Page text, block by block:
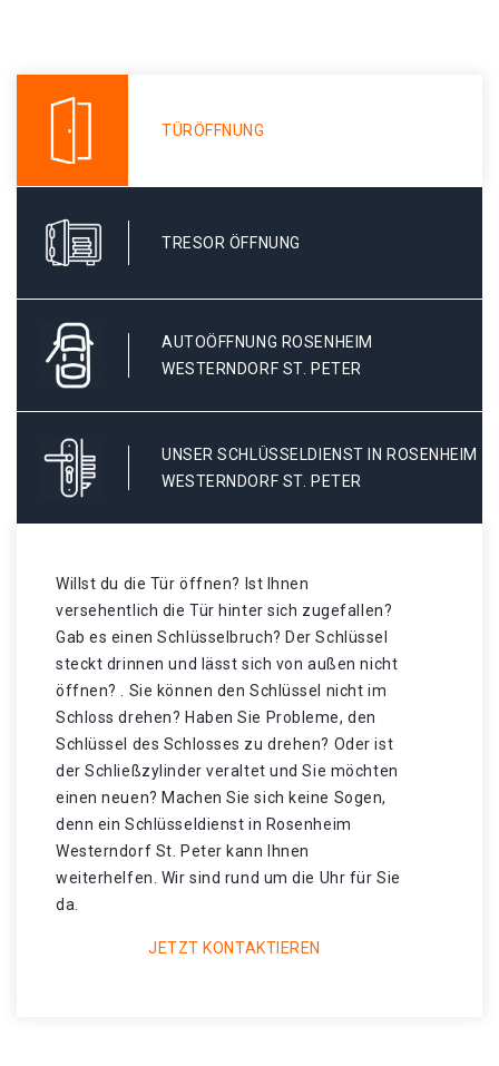
TÜRÖFFNUNG
TRESOR ÖFFNUNG
AUTOÖFFNUNG ROSENHEIM
WESTERNDORF ST. PETER
UNSER SCHLÜSSELDIENST IN ROSENHEIM
WESTERNDORF ST. PETER
Willst du die Tür öffnen? Ist Ihnen
versehentlich die Tür hinter sich zugefallen?
Gab es einen Schlüsselbruch? Der Schlüssel
steckt drinnen und lässt sich von außen nicht
öffnen? . Sie können den Schlüssel nicht im
Schloss drehen? Haben Sie Probleme, den
Schlüssel des Schlosses zu drehen? Oder ist
der Schließzylinder veraltet und Sie möchten
einen neuen? Machen Sie sich keine Sogen,
denn ein Schlüsseldienst in Rosenheim
Westerndorf St. Peter kann Ihnen
weiterhelfen. Wir sind rund um die Uhr für Sie
da.
JETZT KONTAKTIEREN